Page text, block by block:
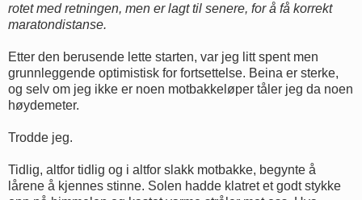
rotet med retningen, men er lagt til senere, for å få korrekt
maratondistanse.
Etter den berusende lette starten, var jeg litt spent men
grunnleggende optimistisk for fortsettelse. Beina er sterke,
og selv om jeg ikke er noen motbakkeløper tåler jeg da noen
høydemeter.
Trodde jeg.
Tidlig, altfor tidlig og i altfor slakk motbakke, begynte å
lårene å kjennes stinne. Solen hadde klatret et godt stykke